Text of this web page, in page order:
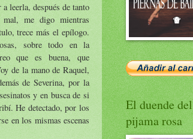
leerla, después de tanto
me digo mientras
trece más el epílogo.
sobre todo en la
que es buena, que
de la mano de Raquel,
de Severina, por la
y en busca de si
He detectado, por los
en los mismas escenas
El duende del
pijama rosa